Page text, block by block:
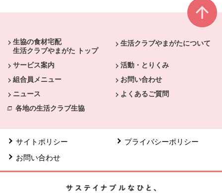
生協の食材宅配
生活クラブやまがた トップ
生活クラブやまがたについて
サービス案内
活動・とりくみ
組合員メニュー
お問い合わせ
ニュース
よくあるご質問
各地の生活クラブ生協
サイトポリシー
プライバシーポリシー
お問い合わせ